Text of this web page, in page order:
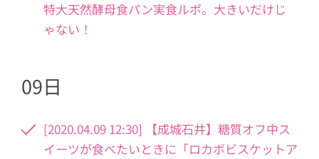
特大天然酵母食パン実食ルポ。大きいだけじ
ゃない！
09日
[2020.04.09 12:30] 【成城石井】糖質オフ中ス
イーツが食べたいときに「ロカボビスケットア